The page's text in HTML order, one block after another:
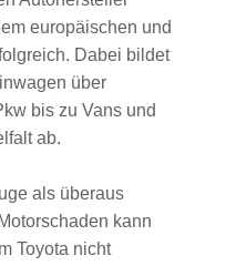
europäischen und
Dabei bildet
über
bis zu Vans und
ab.
als überaus
kann
Toyota nicht